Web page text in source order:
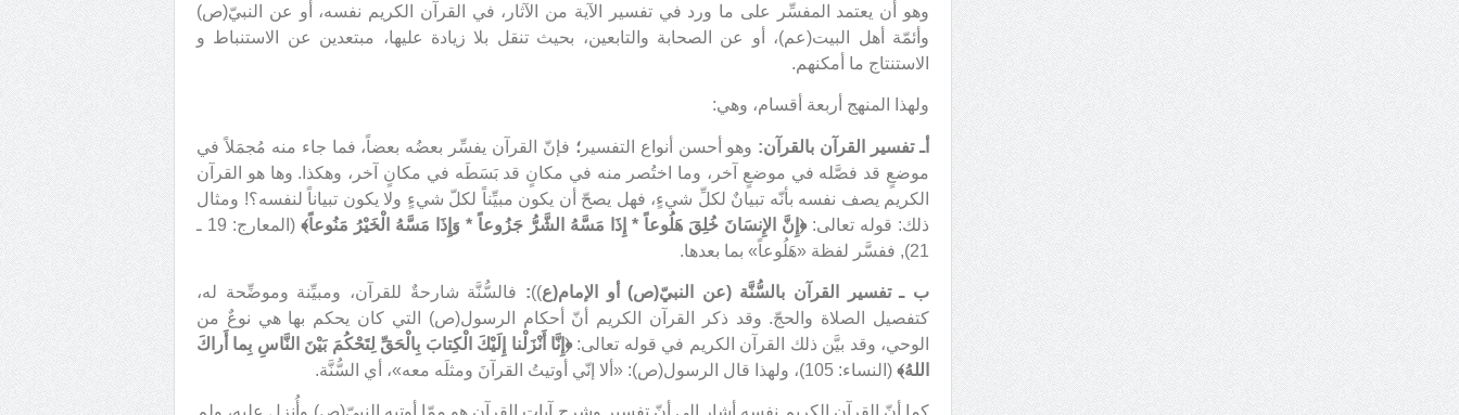
وهو أن يعتمد المفسِّر على ما ورد في تفسير الآية من الآثار، في القرآن الكريم نفسه، أو عن النبيّ(ص)
وأئمّة أهل البيت(عم)، أو عن الصحابة والتابعين، بحيث تنقل بلا زيادة عليها، مبتعدين عن الاستنباط و
الاستنتاج ما أمكنهم.
ولهذا المنهج أربعة أقسام، وهي:
أـ تفسير القرآن بالقرآن: وهو أحسن أنواع التفسير؛ فإنّ القرآن يفسِّر بعضُه بعضاً، فما جاء منه مُجمَلاً في
موضعٍ قد فصَّله في موضعٍ آخر، وما اختُصر منه في مكانٍ قد بَسَطَه في مكانٍ آخر، وهكذا. وها هو القرآن
الكريم يصف نفسه بأنّه تبيانٌ لكلِّ شيءٍ، فهل يصحّ أن يكون مبيِّناً لكلّ شيءٍ ولا يكون تبياناً لنفسه؟! ومثال
ذلك: قوله تعالى:﴿إِنَّ الإِنسَانَ خُلِقَ هَلُوعاً * إِذَا مَسَّهُ الشَّرُّ جَزُوعاً * وَإِذَا مَسَّهُ الْخَيْرُ مَنُوعاً﴾
(المعارج: 19 ـ
21), ففسَّر لفظة «هَلُوعاً» بما بعدها.
ب ـ تفسير القرآن بالسُّنَّة (عن النبيّ(ص) أو الإمام(ع))
: فالسُّنَّة شارحةٌ للقرآن، ومبيِّنة وموضِّحة له،
كتفصيل الصلاة والحجّ. وقد ذكر القرآن الكريم أنّ أحكام الرسول(ص) التي كان يحكم بها هي نوعٌ من
الوحي، وقد بيَّن ذلك القرآن الكريم في قوله تعالى: ﴿إِنَّا أَنْزَلْنا إِلَيْكَ الْكِتابَ بِالْحَقِّ لِتَحْكُمَ بَيْنَ النَّاسِ بِما أَراكَ
اللهُ﴾(النساء: 105)، ولهذا قال الرسول(ص): «ألا إنّي أوتيتُ القرآنَ ومثلَه معه»، أي السُّنَّة.